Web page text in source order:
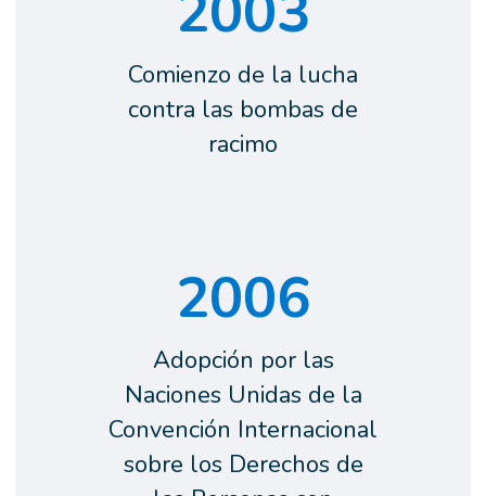
Comienzo de la lucha
contra las bombas de
racimo
2006
Adopción por las
Naciones Unidas de la
Convención Internacional
sobre los Derechos de